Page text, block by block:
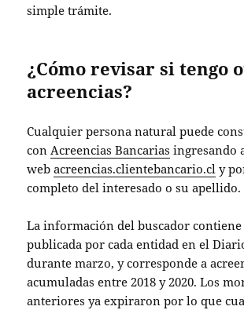
simple trámite.
¿Cómo revisar si tengo
acreencias?
Cualquier persona natural puede
con Acreencias Bancarias ingresando
webacreencias.clientebancario.cl y
completo del interesado o su apellido.
La información del buscador
publicada por cada entidad en el
durante marzo, y corresponde a
acumuladas entre 2018 y 2020. Los
anteriores ya expiraron por lo que